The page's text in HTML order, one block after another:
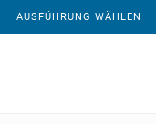
AUSFÜHRUNG WÄHLEN